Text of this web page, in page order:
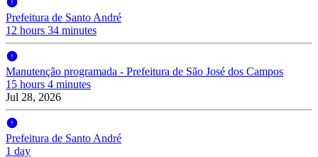
Prefeitura de Santo André
12 hours 34 minutes
Manutenção programada - Prefeitura de São José dos Campos
15 hours 4 minutes
Jul 28, 2026
Prefeitura de Santo André
1 day